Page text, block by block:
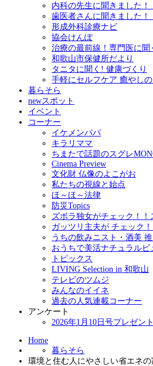
内科の先生に聞きました！
歯医者さんに聞きました！
形成外科診療ナビ
協会けんぽ
治療の最前線！専門医に聞
和歌山市保健所だより
タニタに聞く! 健康づくり
手軽にセルフケア 癒やし
暮らそら
newスポット
イベント
コーナー
イケメンパパ
キラリママ
ちまたで話題のスグレ
Cinema Preview
文化財 仏像のよこがお
私たちの視線と始点
ほ～ほ～法律
防災Topics
ズボラ独女がチェック！
ガッツリ主夫が チェック
うちの飲みニスト・酒美
おうちで美活ナチュラルビ
トピックス
LIVING Selection in 和歌山
テレビのツムジ
みんなのイイネ
過去の人気連載コーナー
アンケート
2026年1月10日号プレゼン
Home
暮らそら
環境と住む人にやさしい省エネの